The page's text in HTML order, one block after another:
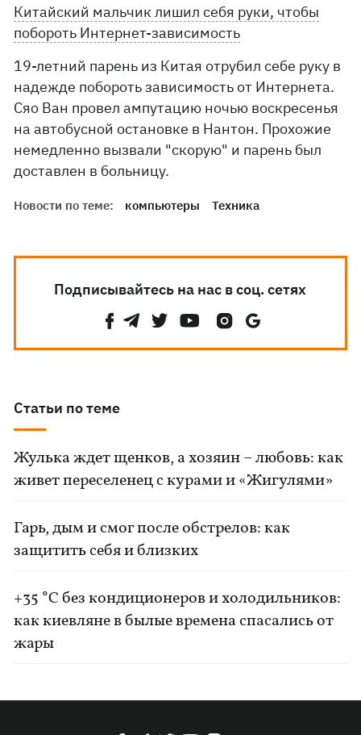
Китайский мальчик лишил себя руки, чтобы
побороть Интернет-зависимость
19-летний парень из Китая отрубил себе руку в
надежде побороть зависимость от Интернета.
Сяо Ван провел ампутацию ночью воскресенья
на автобусной остановке в Нантон. Прохожие
немедленно вызвали "скорую" и парень был
доставлен в больницу.
Новости по теме: компьютеры Техника
Подписывайтесь на нас в соц. сетях
Статьи по теме
Жулька ждет щенков, а хозяин – любовь: как
живет переселенец с курами и «Жигулями»
Гарь, дым и смог после обстрелов: как
защитить себя и близких
+35 °C без кондиционеров и холодильников:
как киевляне в былые времена спасались от
жары